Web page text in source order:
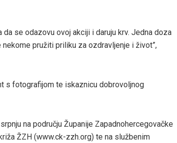
se odazovu ovoj akciji i daruju krv. Jedna doza
pružiti priliku za ozdravljenje i život”,
s fotografijom te iskaznicu dobrovoljnog
na području Županije Zapadnohercegovačke
ŽZH (www.ck-zzh.org) te na službenim